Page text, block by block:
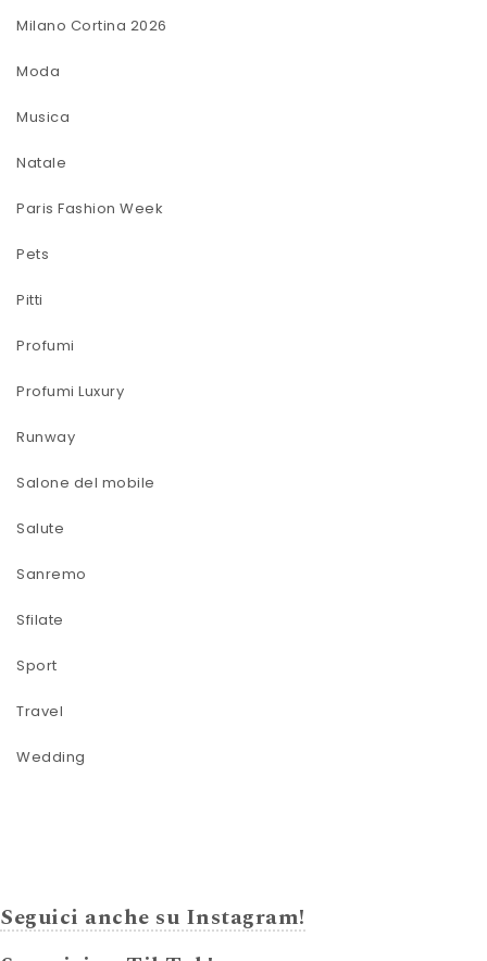
Milano Cortina 2026
Moda
Musica
Natale
Paris Fashion Week
Pets
Pitti
Profumi
Profumi Luxury
Runway
Salone del mobile
Salute
Sanremo
Sfilate
Sport
Travel
Wedding
Seguici anche su Instagram!